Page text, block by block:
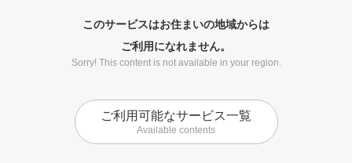
このサービスはお住まいの地域からは
ご利用になれません。
Sorry! This content is not available in your region.
ご利用可能なサービス一覧
Available contents